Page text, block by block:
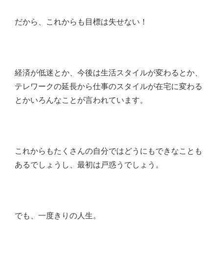
だから、これからも目標は失せない！
経済が低迷とか、今後は生活スタイルが変わるとか、
テレワークの延長から仕事のスタイルが在宅に変わる
とかいろんなことが言われています。
これからもたくさんの自分ではどうにもできなことも
あるでしょうし、最初は戸惑うでしょう。
でも、一度きりの人生。